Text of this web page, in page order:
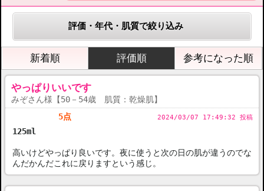
評価・年代・肌質で絞り込み
新着順 評価順 参考になった順
やっぱりいいです
みぞさん様【50－54歳 肌質：乾燥肌】
5点
2024/03/07 17:49:32 投稿
125ml
高いけどやっぱり良いです。夜に使うと次の日の肌が違うのでな
んだかんだこれに戻りますという感じ。